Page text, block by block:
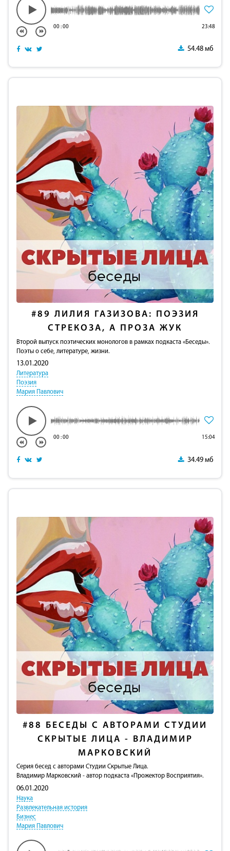
00:00 23:48
54.48 мб
#89 ЛИЛИЯ ГАЗИЗОВА: ПОЭЗИЯ
СТРЕКОЗА, А ПРОЗА ЖУК
Второй выпуск поэтических монологов в рамках подкаста «Беседы».
Поэты о себе, литературе, жизни.
13.01.2020
Литература
Поэзия
Мария Павлович
00:00 15:04
34.49 мб
#88
БЕСЕДЫ С АВТОРАМИ СТУДИИ
СКРЫТЫЕ ЛИЦА - ВЛАДИМИР
МАРКОВСКИЙ
Серия бесед с авторами Студии Скрытые Лица.
Владимир Марковский - автор подкаста «Прожектор Восприятия».
06.01.2020
Наука
Развлекательная история
Бизнес
Мария Павлович